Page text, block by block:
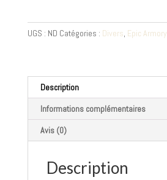
clair,
foncé
UGS : ND Catégories : Divers, Epic Armory
Description
Informations complémentaires
Avis (0)
Description